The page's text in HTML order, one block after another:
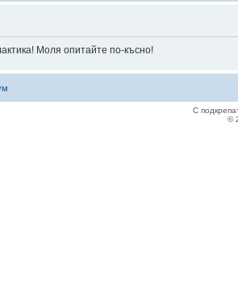
Моля опитайте по-късно!
С
©